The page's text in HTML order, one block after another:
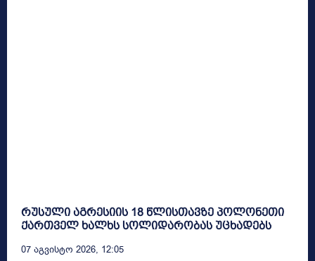
რუსული აგრესიის 18 წლისთავზე პოლონეთი
ქართველ ხალხს სოლიდარობას უცხადებს
07 Აგვისტო 2026, 12:05